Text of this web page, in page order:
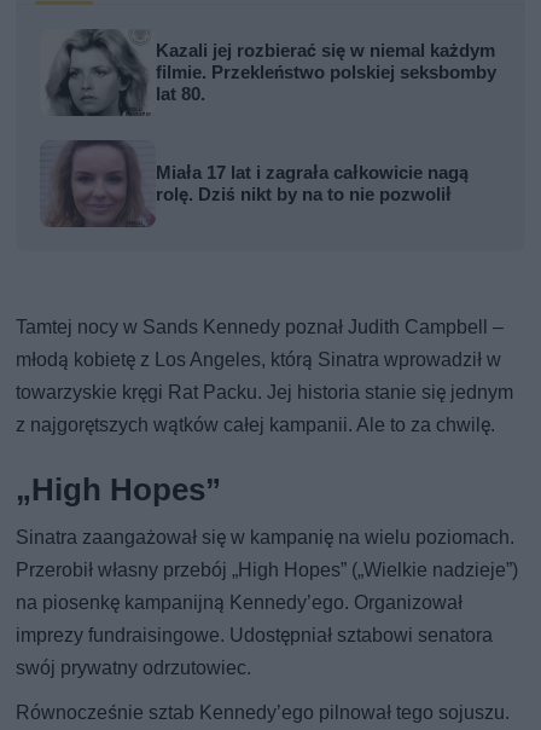
Kazali jej rozbierać się w niemal każdym
filmie. Przekleństwo polskiej seksbomby
lat 80.
Miała 17 lat i zagrała całkowicie nagą
rolę. Dziś nikt by na to nie pozwolił
Tamtej nocy w Sands Kennedy poznał Judith Campbell –
młodą kobietę z Los Angeles, którą Sinatra wprowadził w
towarzyskie kręgi Rat Packu. Jej historia stanie się jednym
z najgorętszych wątków całej kampanii. Ale to za chwilę.
„High Hopes”
Sinatra zaangażował się w kampanię na wielu poziomach.
Przerobił własny przebój „High Hopes” („Wielkie nadzieje”)
na piosenkę kampanijną Kennedy’ego. Organizował
imprezy fundraisingowe. Udostępniał sztabowi senatora
swój prywatny odrzutowiec.
Równocześnie sztab Kennedy’ego pilnował tego sojuszu.